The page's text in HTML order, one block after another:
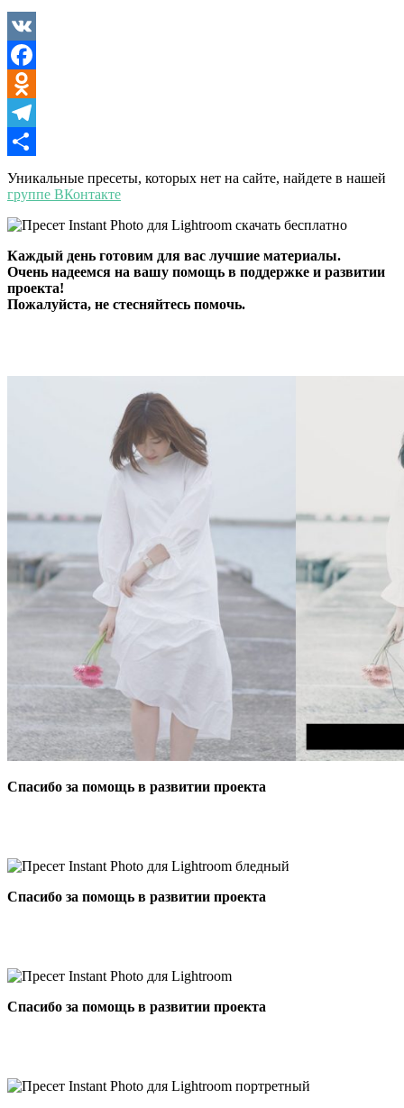
VK
Facebook
Odnoklassniki
Telegram
Отправить
Уникальные пресеты, которых нет на сайте, найдете в нашей
группе ВКонтакте
Каждый день готовим для вас лучшие материалы.
Очень надеемся на вашу помощь в поддержке и развитии
проекта!
Пожалуйста, не стесняйтесь помочь.
Спасибо за помощь в развитии проекта
Спасибо за помощь в развитии проекта
Спасибо за помощь в развитии проекта